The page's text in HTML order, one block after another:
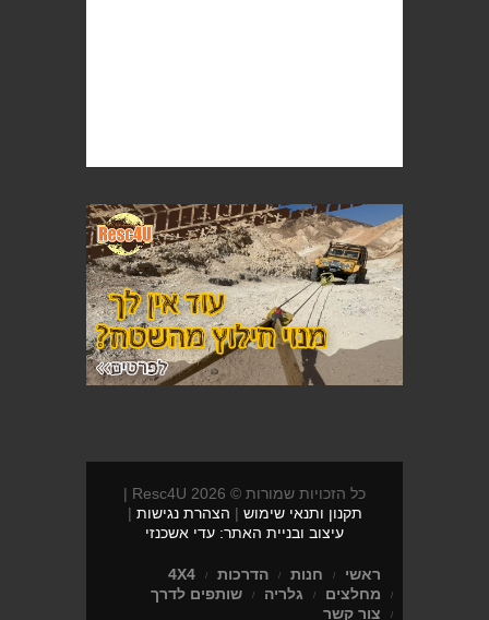
כל הזכויות שמורות © 2026 Resc4U |
תקנון ותנאי שימוש | הצהרת נגישות |
עיצוב ובניית האתר: עדי אשכנזי
ראשי חנות הדרכות
4X4
מחלצים
גלריה
שותפים לדרך
צור קשר